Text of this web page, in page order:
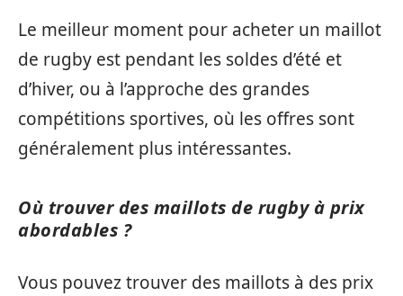
Le meilleur moment pour acheter un maillot
de rugby est pendant les soldes d’été et
d’hiver, ou à l’approche des grandes
compétitions sportives, où les offres sont
généralement plus intéressantes.
Où trouver des maillots de rugby à prix
abordables ?
Vous pouvez trouver des maillots à des prix